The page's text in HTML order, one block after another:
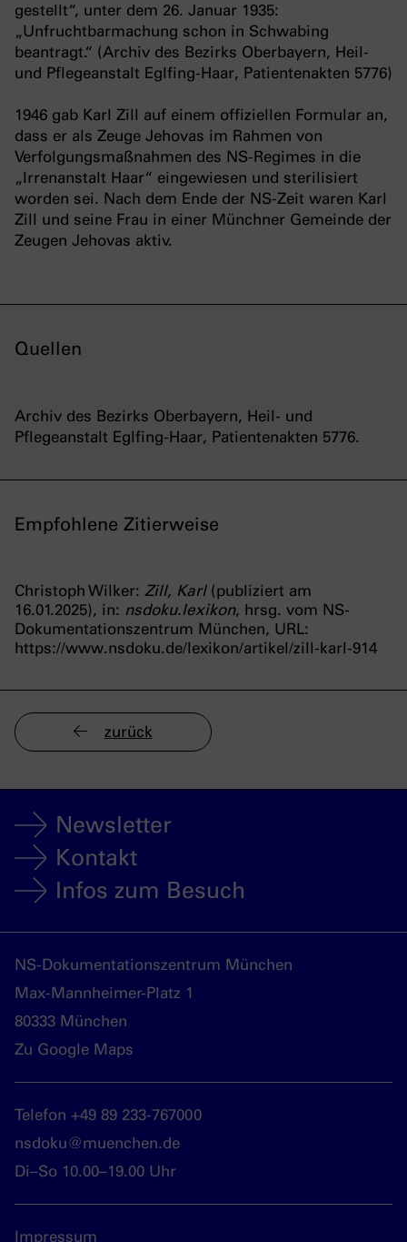
gestellt“, unter dem 26. Januar 1935:
„Unfruchtbarmachung schon in Schwabing
beantragt.“ (Archiv des Bezirks Oberbayern, Heil-
und Pflegeanstalt Eglfing-Haar, Patientenakten 5776)
1946 gab Karl Zill auf einem offiziellen Formular an,
dass er als Zeuge Jehovas im Rahmen von
Verfolgungsmaßnahmen des NS-Regimes in die
„Irrenanstalt Haar“ eingewiesen und sterilisiert
worden sei. Nach dem Ende der NS-Zeit waren Karl
Zill und seine Frau in einer Münchner Gemeinde der
Zeugen Jehovas aktiv.
Quellen
Archiv des Bezirks Oberbayern, Heil- und
Pflegeanstalt Eglfing-Haar, Patientenakten 5776.
Empfohlene Zitierweise
Christoph Wilker: Zill, Karl(publiziert am
16.01.2025), in: nsdoku.lexikon, hrsg. vom NS-
Dokumentationszentrum München, URL:
https://www.nsdoku.de/lexikon/artikel/zill-karl-914
zurück
Newsletter
Kontakt
Infos zum Besuch
NS-Dokumentationszentrum München
Max-Mannheimer-Platz 1
80333 München
Zu Google Maps
Telefon +49 89 233-767000
nsdoku@muenchen.de
Di–So 10.00–19.00 Uhr
Impressum